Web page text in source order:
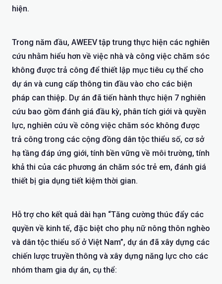
hiện.
Trong năm đầu, AWEEV tập trung thực hiện các nghiên
cứu nhằm hiểu hơn về việc nhà và công việc chăm sóc
không được trả công để thiết lập mục tiêu cụ thể cho
dự án và cung cấp thông tin đầu vào cho các biện
pháp can thiệp. Dự án đã tiến hành thực hiện 7 nghiên
cứu bao gồm đánh giá đầu kỳ, phân tích giới và quyền
lực, nghiên cứu về công việc chăm sóc không được
trả công trong các cộng đồng dân tộc thiểu số, cơ sở
hạ tầng đáp ứng giới, tính bền vững về môi trường, tính
khả thi của các phương án chăm sóc trẻ em, đánh giá
thiết bị gia dụng tiết kiệm thời gian.
Hỗ trợ cho kết quả dài hạn “Tăng cường thúc đẩy các
quyền về kinh tế, đặc biệt cho phụ nữ nông thôn nghèo
và dân tộc thiểu số ở Việt Nam”, dự án đã xây dựng các
chiến lược truyền thông và xây dựng năng lực cho các
nhóm tham gia dự án, cụ thể: